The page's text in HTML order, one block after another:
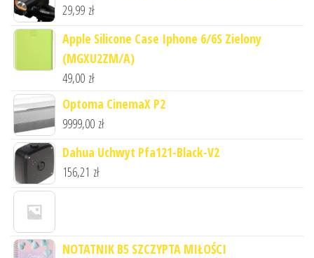
29,99 zł
Apple Silicone Case Iphone 6/6S Zielony
(MGXU2ZM/A)
49,00 zł
Optoma CinemaX P2
9999,00 zł
Dahua Uchwyt Pfa121-Black-V2
156,21 zł
NOTATNIK B5 SZCZYPTA MIŁOŚCI